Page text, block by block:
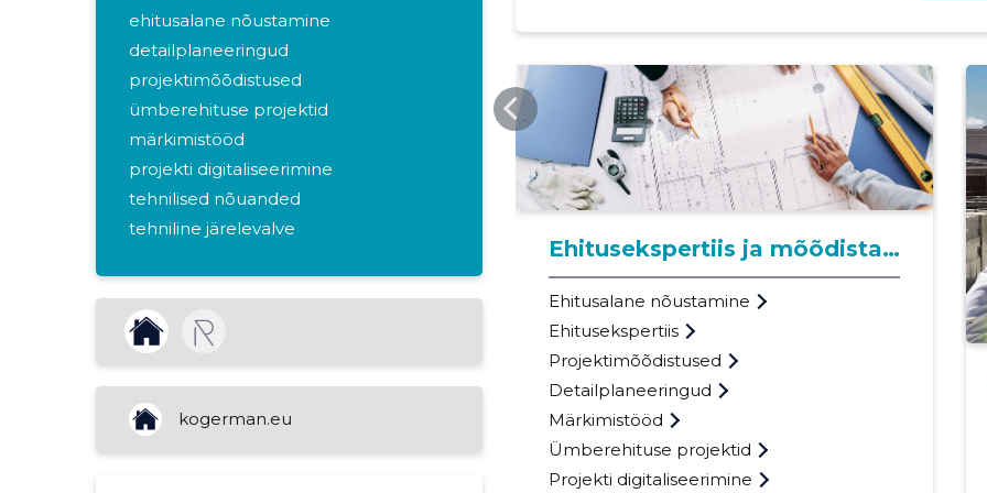
ehitusalane nõustamine
detailplaneeringud
projektimõõdistused
ümberehituse projektid
märkimistööd
projekti digitaliseerimine
tehnilised nõuanded
tehniline järelevalve
konstruktsioonide hindamine
ehitusmaterjalide analüüs
ehitusohutuse hindamine
mõõdistamine
kogerman.eu
KOGERMAN.EU
Ehitusekspertiis ja mõõdistamine
Ehitusalane nõustamine
Ehitusekspertiis
Projektimõõdistused
Detailplaneeringud
Märkimistööd
Ümberehituse projektid
Projekti digitaliseerimine